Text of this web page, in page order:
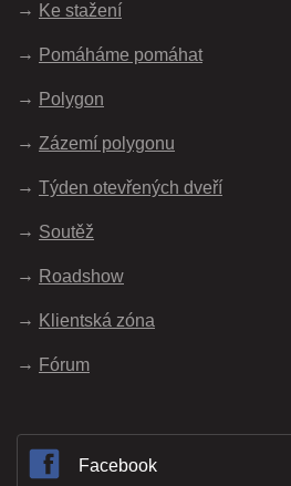
Ke stažení
Pomáháme pomáhat
Polygon
Zázemí polygonu
Týden otevřených dveří
Soutěž
Roadshow
Klientská zóna
Fórum
Facebook